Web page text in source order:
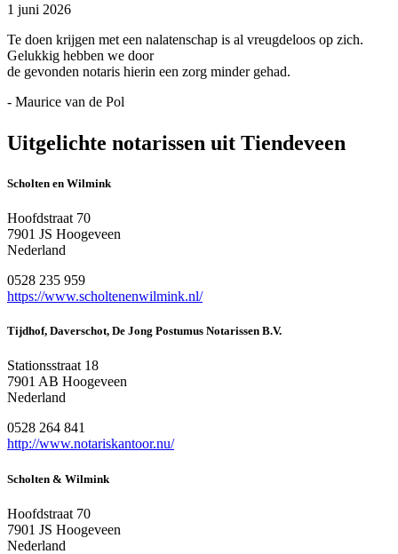
1 juni 2026
Te doen krijgen met een nalatenschap is al vreugdeloos op zich.
Gelukkig hebben we door
de gevonden notaris hierin een zorg minder gehad.
- Maurice van de Pol
Uitgelichte notarissen uit Tiendeveen
Scholten en Wilmink
Hoofdstraat 70
7901 JS Hoogeveen
Nederland
0528 235 959
https://www.scholtenenwilmink.nl/
Tijdhof, Daverschot, De Jong Postumus Notarissen B.V.
Stationsstraat 18
7901 AB Hoogeveen
Nederland
0528 264 841
http://www.notariskantoor.nu/
Scholten & Wilmink
Hoofdstraat 70
7901 JS Hoogeveen
Nederland